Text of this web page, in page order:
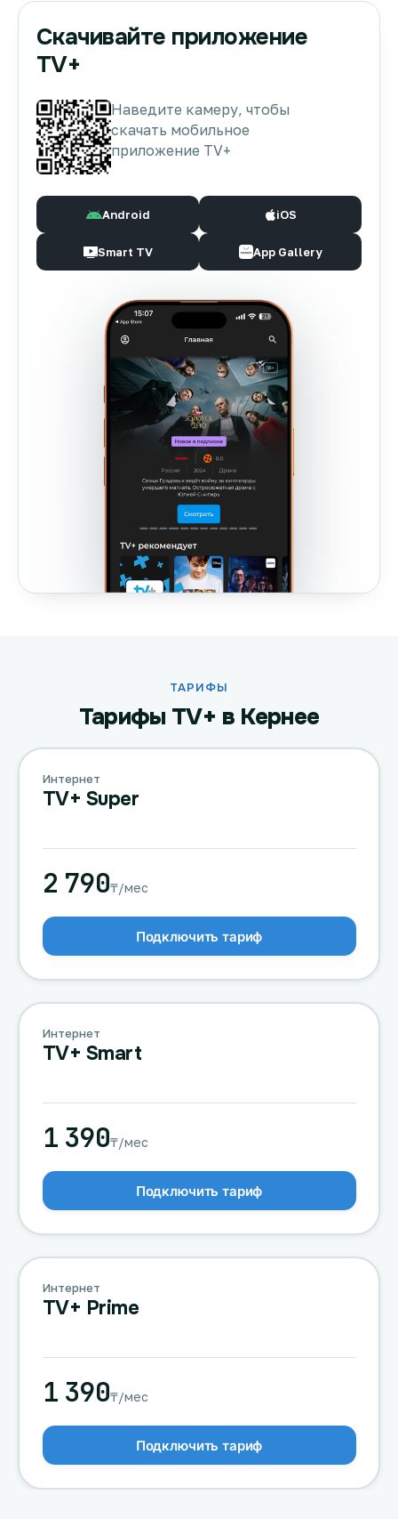
Скачивайте приложение
TV+
Наведите камеру, чтобы
скачать мобильное
приложение TV+
Android iOS
Smart TV App Gallery
ТАРИФЫ
Тарифы TV+ в Кернее
Интернет
TV+ Super
2 790₸/мес
Подключить тариф
Интернет
TV+ Smart
1 390₸/мес
Подключить тариф
Интернет
TV+ Prime
1 390₸/мес
Подключить тариф